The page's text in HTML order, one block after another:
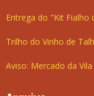
Entrega do "Kit Fialho
Trilho do Vinho de
Aviso: Mercado da